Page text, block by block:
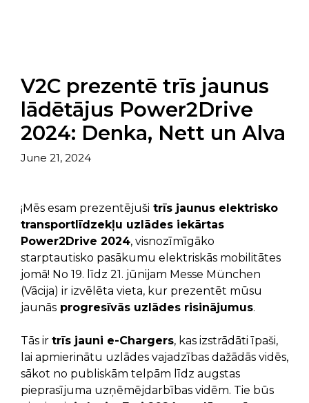
V2C prezentē trīs jaunus
lādētājus Power2Drive
2024: Denka, Nett un Alva
June 21, 2024
¡Mēs esam prezentējuši trīs jaunus elektrisko
transportlīdzekļu uzlādes iekārtas
Power2Drive 2024, visnozīmīgāko
starptautisko pasākumu elektriskās mobilitātes
jomā! No 19. līdz 21. jūnijam Messe München
(Vācija) ir izvēlēta vieta, kur prezentēt mūsu
jaunās progresīvās uzlādes risinājumus.
Tās ir trīs jauni e-Chargers, kas izstrādāti īpaši,
lai apmierinātu uzlādes vajadzības dažādās vidēs,
sākot no publiskām telpām līdz augstas
pieprasījuma uzņēmējdarbības vidēm. Tie būs